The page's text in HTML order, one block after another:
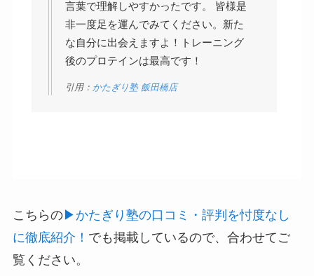
言葉で理解しやすかったです。 皆様是
非一度足を運んでみてください。新た
な自分に出会えますよ！トレーニング
後のプロテインは最高です！
引用： かたぎり塾 飯田橋店
こちらの▶︎かたぎり塾の口コミ・評判を忖度なし
に徹底紹介！ でも掲載しているので、合わせてご
覧ください。